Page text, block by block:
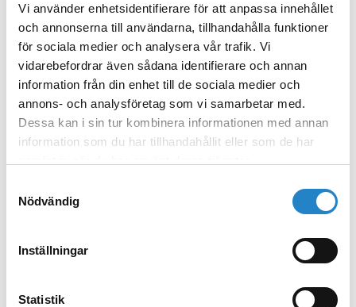
Vi använder enhetsidentifierare för att anpassa innehållet
och annonserna till användarna, tillhandahålla funktioner
för sociala medier och analysera vår trafik. Vi
vidarebefordrar även sådana identifierare och annan
information från din enhet till de sociala medier och
annons- och analysföretag som vi samarbetar med.
Dessa kan i sin tur kombinera informationen med annan
information som du har tillhandahållit eller som de har
Nödvändig
Inställningar
Statistik